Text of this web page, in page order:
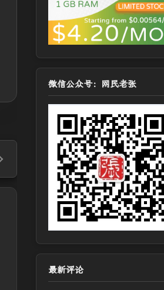
微信公众号：网民老张
最新评论